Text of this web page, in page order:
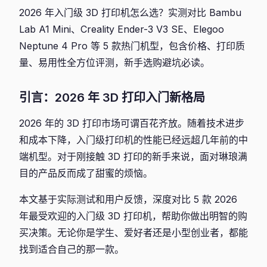
2026 年入门级 3D 打印机怎么选？实测对比 Bambu
Lab A1 Mini、Creality Ender-3 V3 SE、Elegoo
Neptune 4 Pro 等 5 款热门机型，包含价格、打印质
量、易用性全方位评测，新手选购避坑必读。
引言：2026 年 3D 打印入门新格局
2026 年的 3D 打印市场可谓百花齐放。随着技术进步
和成本下降，入门级打印机的性能已经远超几年前的中
端机型。对于刚接触 3D 打印的新手来说，面对琳琅满
目的产品反而成了甜蜜的烦恼。
本文基于实际测试和用户反馈，深度对比 5 款 2026
年最受欢迎的入门级 3D 打印机，帮助你做出明智的购
买决策。无论你是学生、爱好者还是小型创业者，都能
找到适合自己的那一款。